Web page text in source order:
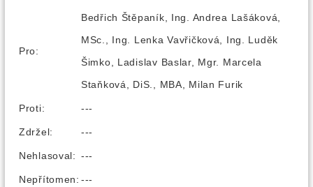
Pro:
Bedřich Štěpaník, Ing. Andrea Lašáková,
MSc., Ing. Lenka Vavřičková, Ing. Luděk
Šimko, Ladislav Baslar, Mgr. Marcela
Staňková, DiS., MBA, Milan Furik
Proti: ---
Zdržel: ---
Nehlasoval: ---
Nepřítomen: ---